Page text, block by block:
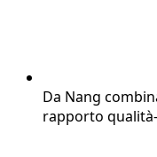
Da Nang
rapporto